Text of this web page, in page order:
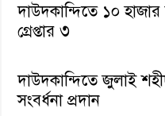
দাউদকান্দিতে ১০ হাজার
গ্রেপ্তার ৩
দাউদকান্দিতে জুলাই
সংবর্ধনা প্রদান